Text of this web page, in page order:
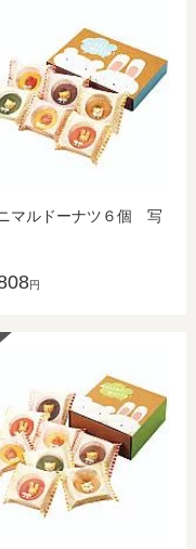
マルドーナツ６個 写
円